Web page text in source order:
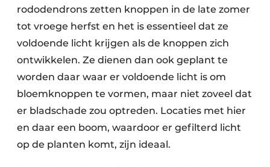
rododendrons zetten knoppen in de late zomer
tot vroege herfst en het is essentieel dat ze
voldoende licht krijgen als de knoppen zich
ontwikkelen. Ze dienen dan ook geplant te
worden daar waar er voldoende licht is om
bloemknoppen te vormen, maar niet zoveel dat
er bladschade zou optreden. Locaties met hier
en daar een boom, waardoor er gefilterd licht
op de planten komt, zijn ideaal.